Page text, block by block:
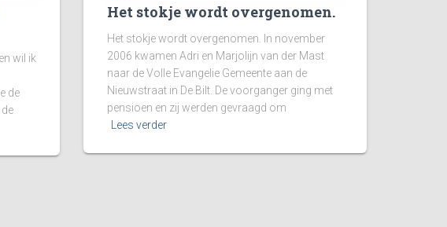
wil ik
de
Het stokje wordt overgenomen.
Het stokje wordt overgenomen. In november
2006 kwamen Adri en Marjolijn van der Mast
naar de Volle Evangelie Gemeente aan de
Nieuwstraat in De Bilt. De voorganger ging met
pensioen en zij werden gevraagd om
Lees verder